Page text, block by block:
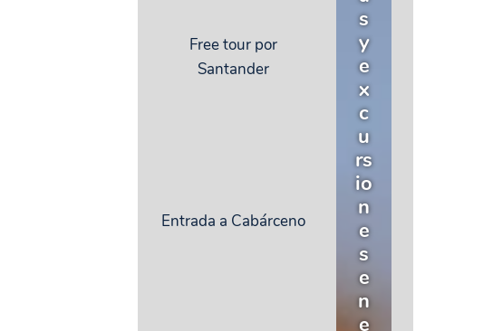
Free tour por
Santander
Entrada a Cabárceno
s
y
e
x
c
u
rs
io
n
e
s
e
n
e